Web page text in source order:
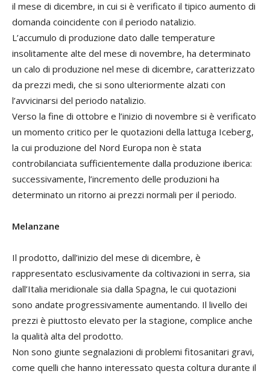
il mese di dicembre, in cui si è verificato il tipico aumento di
domanda coincidente con il periodo natalizio.
L’accumulo di produzione dato dalle temperature
insolitamente alte del mese di novembre, ha determinato
un calo di produzione nel mese di dicembre, caratterizzato
da prezzi medi, che si sono ulteriormente alzati con
l’avvicinarsi del periodo natalizio.
Verso la fine di ottobre e l’inizio di novembre si è verificato
un momento critico per le quotazioni della lattuga Iceberg,
la cui produzione del Nord Europa non è stata
controbilanciata sufficientemente dalla produzione iberica:
successivamente, l’incremento delle produzioni ha
determinato un ritorno ai prezzi normali per il periodo.
Melanzane
Il prodotto, dall’inizio del mese di dicembre, è
rappresentato esclusivamente da coltivazioni in serra, sia
dall’Italia meridionale sia dalla Spagna, le cui quotazioni
sono andate progressivamente aumentando. Il livello dei
prezzi è piuttosto elevato per la stagione, complice anche
la qualità alta del prodotto.
Non sono giunte segnalazioni di problemi fitosanitari gravi,
come quelli che hanno interessato questa coltura durante il